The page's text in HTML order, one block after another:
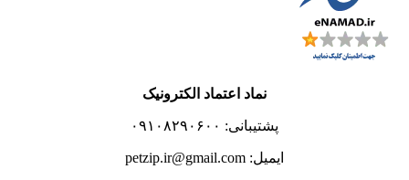
نماد اعتماد الکترونیک
پشتیبانی: ۰۹۱۰۸۲۹۰۶۰۰
ایمیل: petzip.ir@gmail.com